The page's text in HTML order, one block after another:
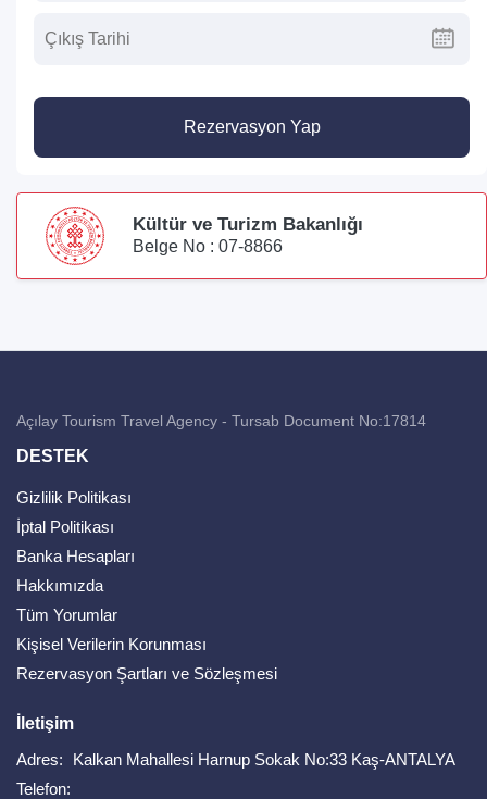
Rezervasyon Yap
Kültür ve Turizm Bakanlığı
Belge No : 07-8866
Açılay Tourism Travel Agency - Tursab Document No:17814
DESTEK
Gizlilik Politikası
İptal Politikası
Banka Hesapları
Hakkımızda
Tüm Yorumlar
Kişisel Verilerin Korunması
Rezervasyon Şartları ve Sözleşmesi
İletişim
Adres:
Kalkan Mahallesi Harnup Sokak No:33 Kaş-ANTALYA
Telefon: